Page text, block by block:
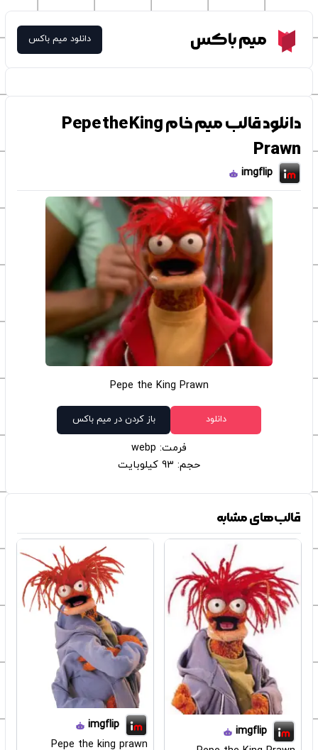
Meme Boxمیم باکس دانلود میم باکس
دانلود قالب میم خام Pepe the King
Prawn
imgflip
Pepe the King Prawn
دانلود باز کردن در میم باکس
فرمت: webp
حجم: 93 کیلوبایت
قالب‌های مشابه
imgflip
imgflip
Pepe the king prawn